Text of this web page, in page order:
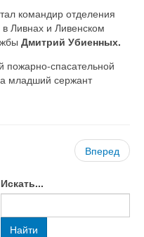
командир отделения
Ливнах и Ливенском
Дмитрий Убиенных.
спасательной
младший сержант
Вперед
Искать...
Найти